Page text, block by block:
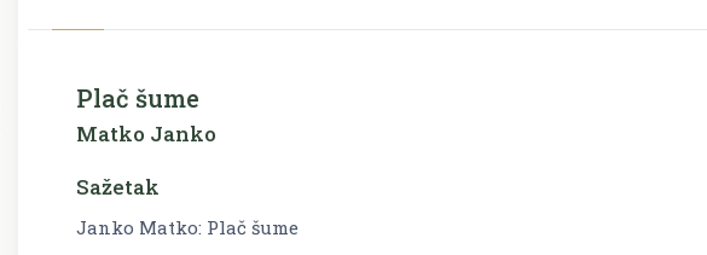
Plač šume
Matko Janko
Sažetak
Janko Matko: Plač šume